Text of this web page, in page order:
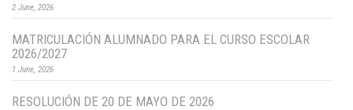
2 June, 2026
MATRICULACIÓN ALUMNADO PARA EL CURSO ESCOLAR
2026/2027
1 June, 2026
RESOLUCIÓN DE 20 DE MAYO DE 2026